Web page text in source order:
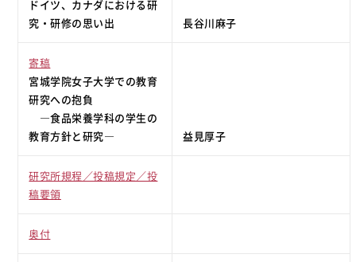
ドイツ、カナダにおける研
究・研修の思い出
長谷川麻子
寄稿
宮城学院女子大学での教育
研究への抱負
―食品栄養学科の学生の
教育方針と研究―
益見厚子
研究所規程／投稿規定／投
稿要領
奥付